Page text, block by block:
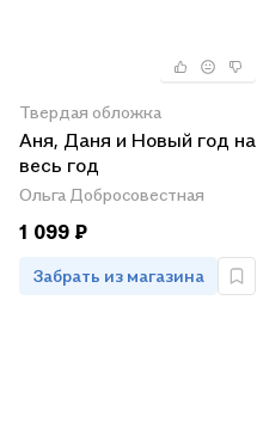
Твердая обложка
Аня, Даня и Новый год на
весь год
Ольга Добросовестная
1 099 ₽
Забрать из магазина